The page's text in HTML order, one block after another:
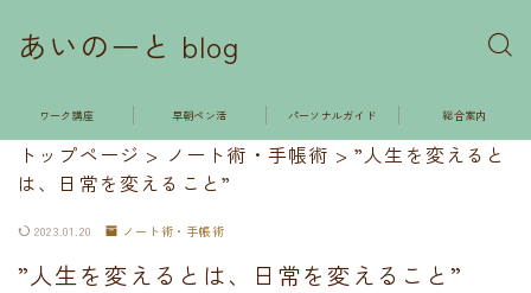
あいのーと blog
ワーク講座 早朝ペン活 パーソナルガイド 総合案内
トップページ > ノート術・手帳術 >”人生を変えると
は、日常を変えること”
2023.01.20 ノート術・手帳術
”人生を変えるとは、日常を変えること”